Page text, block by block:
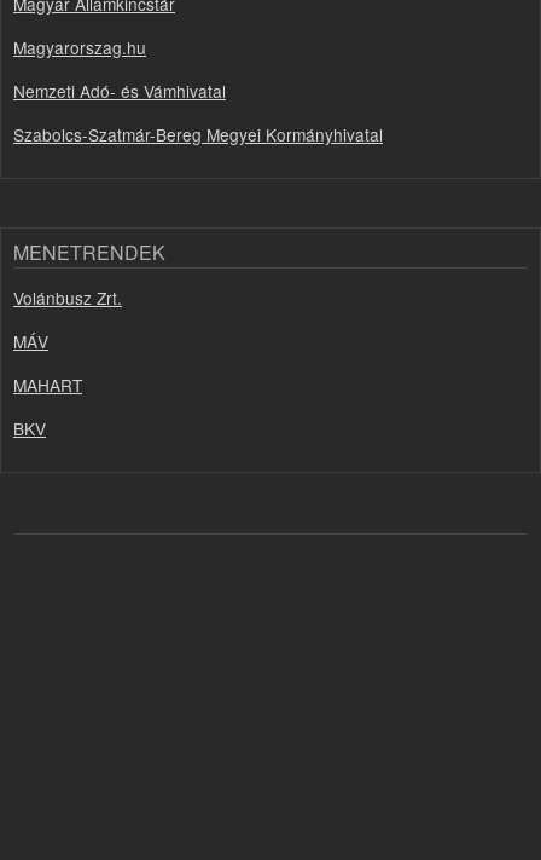
Magyarorszag.hu
Nemzeti Adó- és Vámhivatal
Szabolcs-Szatmár-Bereg Megyei Kormányhivatal
MENETRENDEK
Volánbusz Zrt.
MÁV
MAHART
BKV